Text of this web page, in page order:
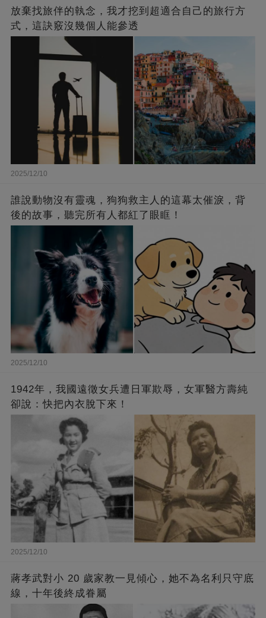
放棄找旅伴的執念，我才挖到超適合自己的旅行方
式，這訣竅沒幾個人能參透
2025/12/10
誰說動物沒有靈魂，狗狗救主人的這幕太催淚，背
後的故事，聽完所有人都紅了眼眶！
2025/12/10
1942年，我國遠徵女兵遭日軍欺辱，女軍醫方壽純
卻說：快把內衣脫下來！
2025/12/10
蔣孝武對小 20 歲家教一見傾心，她不為名利只守底
線，十年後終成眷屬